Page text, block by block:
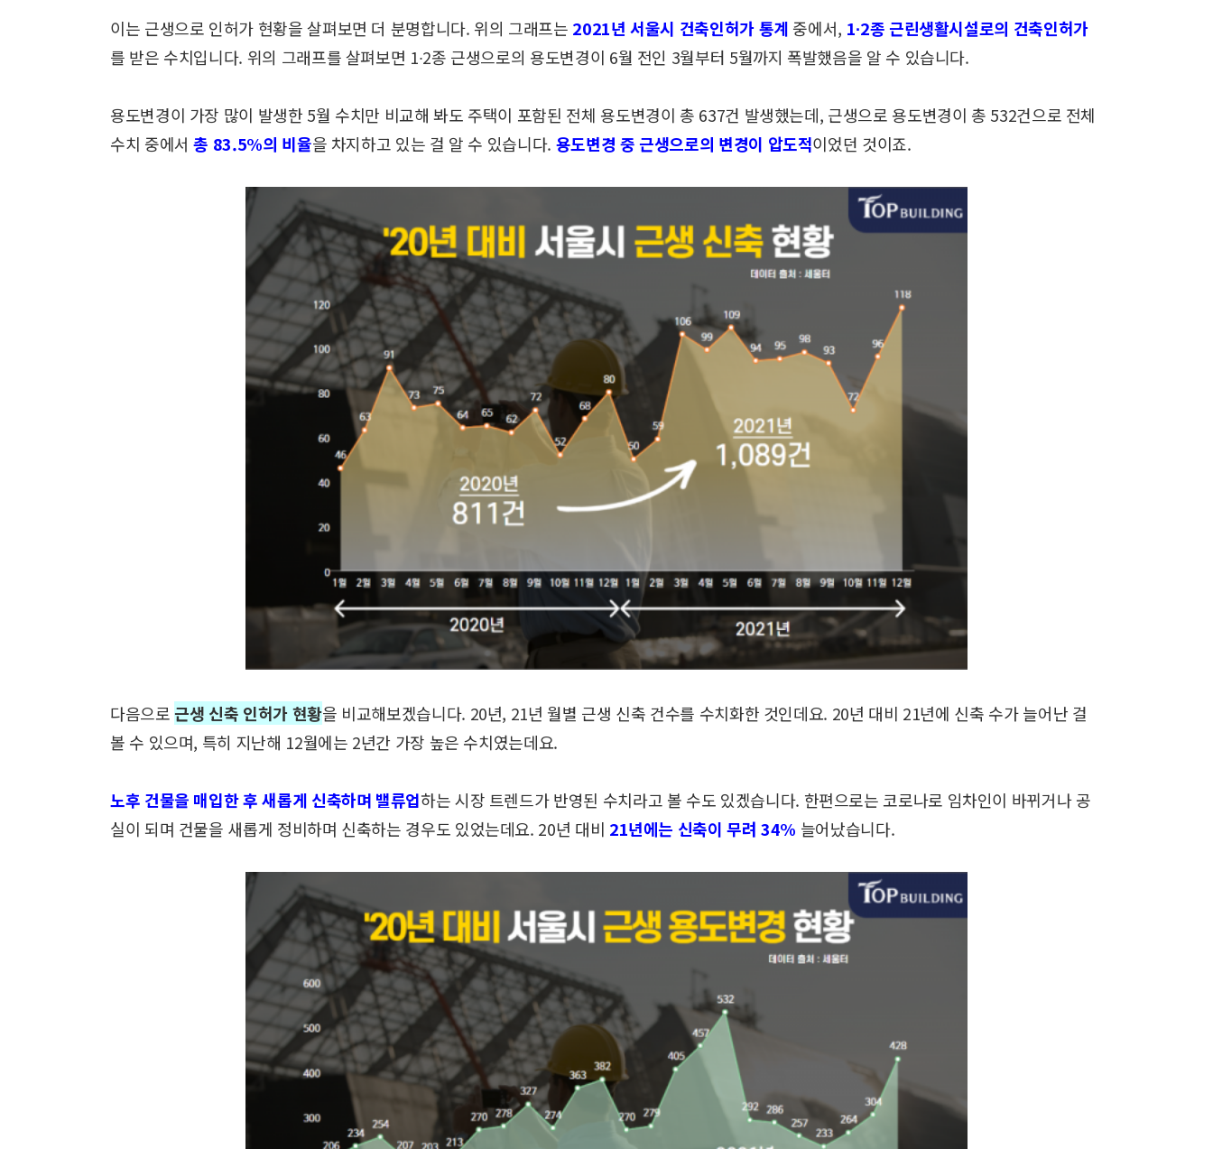
이는 근생으로 인허가 현황을 살펴보면 더 분명합니다.위의 그래프는 2021년 서울시 건축인허가 통계 중에서, 1∙2종 근린생활시설로의 건축인허가
를 받은 수치입니다. 위의 그래프를 살펴보면 1∙2종 근생으로의 용도변경이 6월 전인 3월부터 5월까지 폭발했음을 알 수 있습니다.
용도변경이 가장 많이 발생한 5월 수치만 비교해 봐도 주택이 포함된 전체 용도변경이 총 637건 발생했는데, 근생으로 용도변경이 총 532건으로 전체
수치 중에서총 83.5%의 비율을 차지하고 있는 걸 알 수 있습니다. 용도변경 중 근생으로의 변경이 압도적이었던 것이죠.
다음으로 근생 신축 인허가 현황을 비교해보겠습니다. 20년, 21년 월별 근생 신축 건수를 수치화한 것인데요. 20년 대비 21년에 신축 수가 늘어난 걸
볼 수 있으며, 특히 지난해 12월에는 2년간 가장 높은 수치였는데요.
노후 건물을 매입한 후 새롭게 신축하며 밸류업하는시장 트렌드가 반영된 수치라고 볼 수도 있겠습니다. 한편으로는 코로나로 임차인이 바뀌거나 공
실이 되며 건물을 새롭게 정비하며 신축하는 경우도 있었는데요. 20년 대비 21년에는 신축이 무려 34% 늘어났습니다.